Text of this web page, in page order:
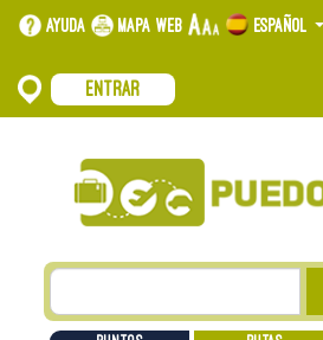
Ayuda Mapa web Español
Entrar